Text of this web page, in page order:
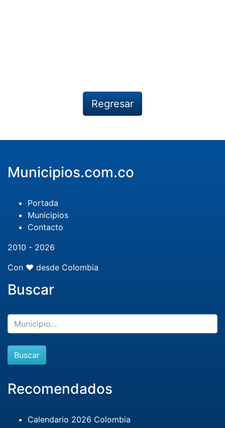
Regresar
Municipios.com.co
Portada
Municipios
Contacto
2010 - 2026
Con ❤️ desde Colombia
Buscar
Buscar
Recomendados
Calendario 2026 Colombia